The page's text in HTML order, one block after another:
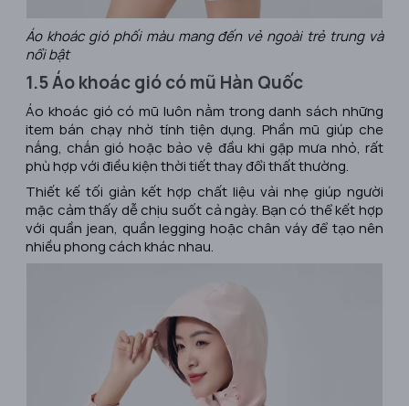
Áo khoác gió phối màu mang đến vẻ ngoài trẻ trung và
nổi bật
1.5 Áo khoác gió có mũ Hàn Quốc
Áo khoác gió có mũ luôn nằm trong danh sách những
item bán chạy nhờ tính tiện dụng. Phần mũ giúp che
nắng, chắn gió hoặc bảo vệ đầu khi gặp mưa nhỏ, rất
phù hợp với điều kiện thời tiết thay đổi thất thường.
Thiết kế tối giản kết hợp chất liệu vải nhẹ giúp người
mặc cảm thấy dễ chịu suốt cả ngày. Bạn có thể kết hợp
với quần jean, quần legging hoặc chân váy để tạo nên
nhiều phong cách khác nhau.